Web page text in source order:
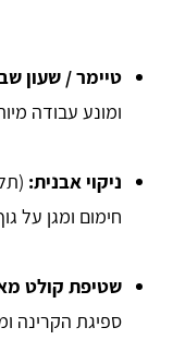
טיימר / שעון
ומונע עבודה
ניקוי אבנית:
חימום ומגן על
שטיפת קולט
ספיגת הקרינה